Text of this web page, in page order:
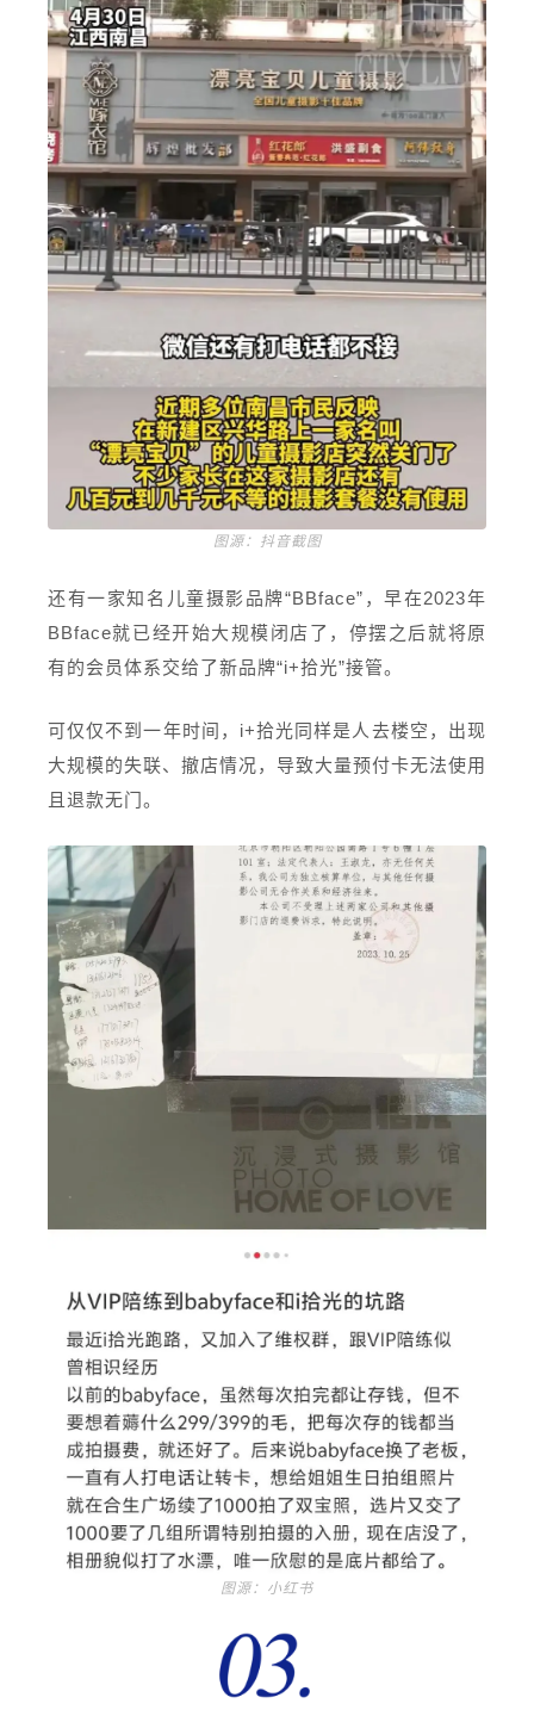
图源：抖音截图
还有一家知名儿童摄影品牌“BBface”，早在2023年
BBface就已经开始大规模闭店了，停摆之后就将原
有的会员体系交给了新品牌“i+拾光”接管。
可仅仅不到一年时间，i+拾光同样是人去楼空，出现
大规模的失联、撤店情况，导致大量预付卡无法使用
且退款无门。
图源：小红书